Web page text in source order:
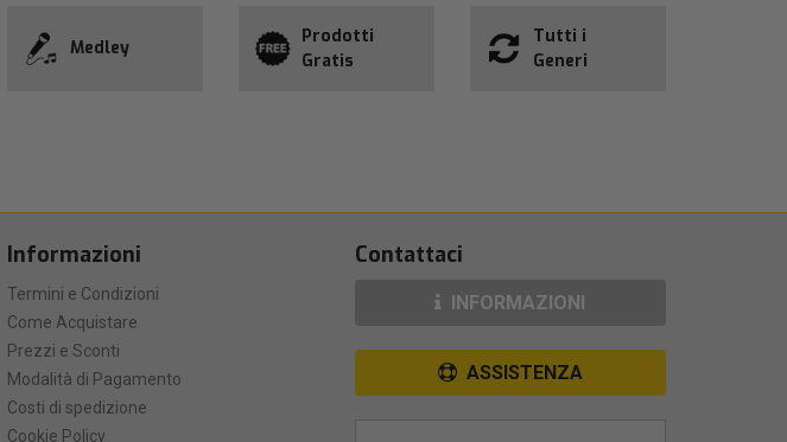
Medley
Prodotti
Gratis
Tutti i
Generi
Informazioni
Termini e Condizioni
Come Acquistare
Prezzi e Sconti
Modalità di Pagamento
Costi di spedizione
Cookie Policy
Contattaci
INFORMAZIONI
ASSISTENZA